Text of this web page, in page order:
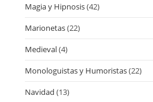
Magia y Hipnosis(42)
Marionetas(22)
Medieval(4)
Monologuistas y Humoristas(22)
Navidad (13)